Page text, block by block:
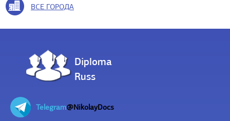
ВСЕ ГОРОДА
Diploma
Russ
Telegram@NikolayDocs